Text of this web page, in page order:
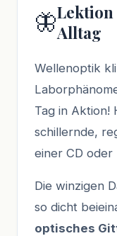
🦋Lektion
Alltag
Wellenoptik
Tag in Aktion!
schillernde,
einer CD oder
Die winzigen
so dicht
optisches